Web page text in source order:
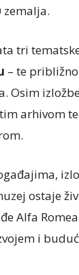
zemalja.
tri
– te
Osim
arhivom te
ostaje
Alfa
i